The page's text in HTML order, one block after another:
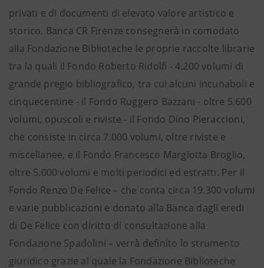
privati e di documenti di elevato valore artistico e
storico. Banca CR Firenze consegnerà in comodato
alla Fondazione Biblioteche le proprie raccolte librarie
tra la quali il Fondo Roberto Ridolfi - 4.200 volumi di
grande pregio bibliografico, tra cui alcuni incunaboli e
cinquecentine - il Fondo Ruggero Bazzani - oltre 5.600
volumi, opuscoli e riviste - il Fondo Dino Pieraccioni,
che consiste in circa 7.000 volumi, oltre riviste e
miscellanee, e il Fondo Francesco Margiotta Broglio,
oltre 5.000 volumi e molti periodici ed estratti. Per il
Fondo Renzo De Felice – che conta circa 19.300 volumi
e varie pubblicazioni e donato alla Banca dagli eredi
di De Felice con diritto di consultazione alla
Fondazione Spadolini – verrà definito lo strumento
giuridico grazie al quale la Fondazione Biblioteche